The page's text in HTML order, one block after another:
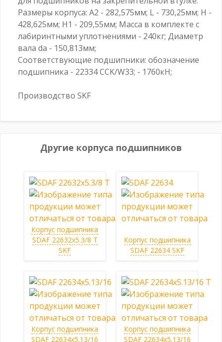
Размеры корпуса: A2 - 282,575мм; L - 730,25мм; H -
428,625мм; H1 - 209,55мм; Масса в комплекте с
лабиринтными уплотнениями - 240кг; Диаметр
вала da - 150,813мм;
Соответствующие подшипники: обозначение
подшипника - 22334 CCK/W33; - 1760кН;
Производство SKF
Другие корпуса подшипников
Корпус подшипника
SDAF 22632x5.3/8 T
SKF
Корпус подшипника
SDAF 22634 SKF
Корпус подшипника
SDAF 22634x5.13/16
Корпус подшипника
SDAF 22634x5.13/16